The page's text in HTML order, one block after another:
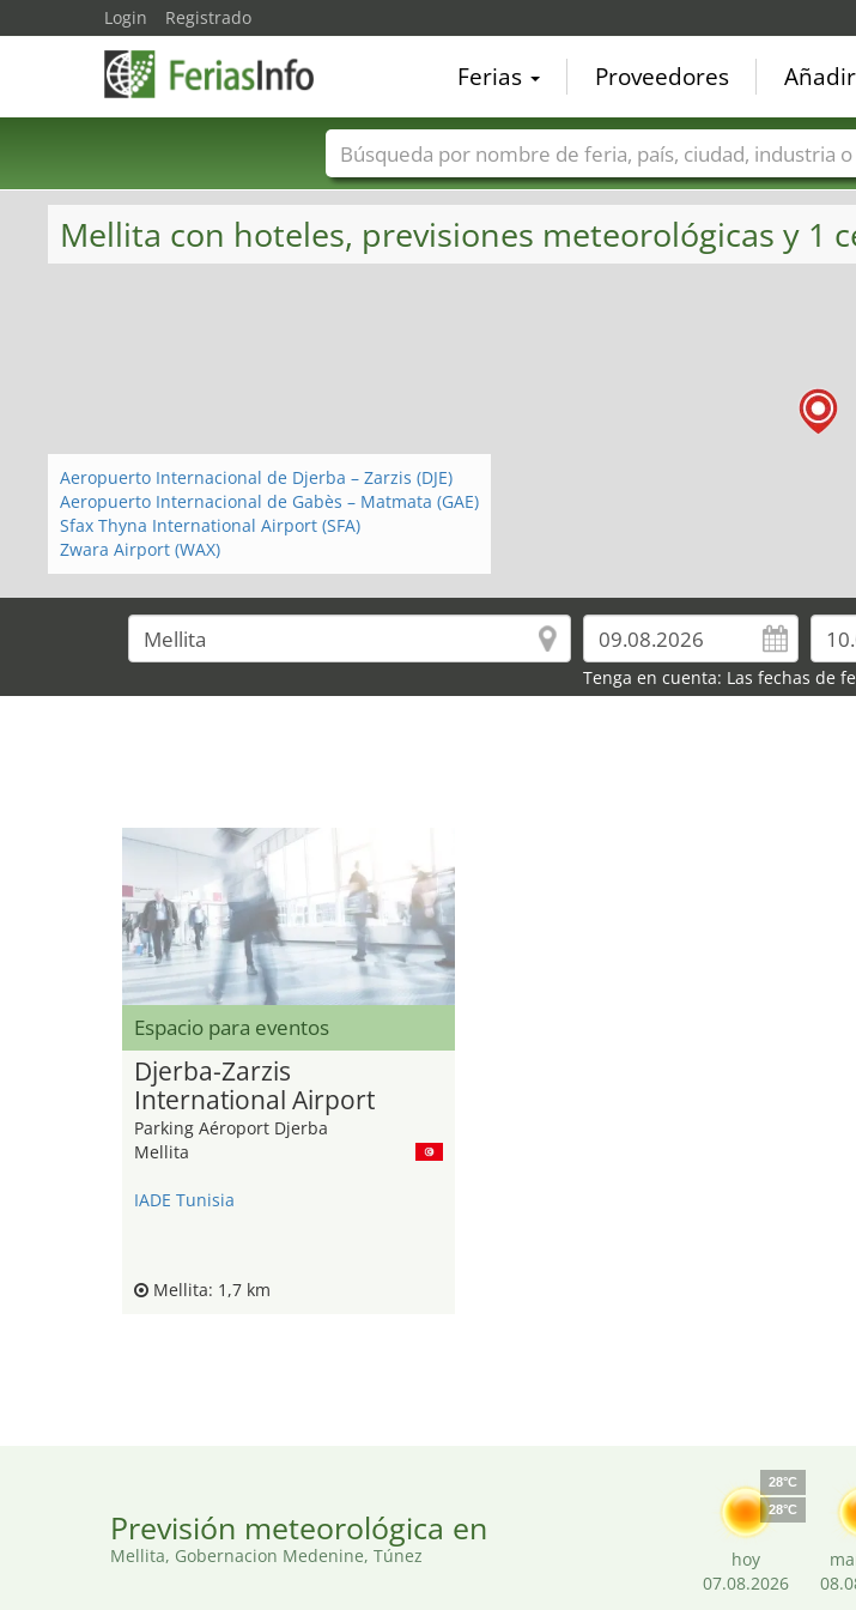
Mellita con hoteles, previsiones meteorológicas y 1
Aeropuerto Internacional de Djerba – Zarzis (DJE)
Aeropuerto Internacional de Gabès – Matmata (GAE)
Sfax Thyna International Airport (SFA)
Zwara Airport (WAX)
Tenga en cuenta: Las fechas de
Espacio para eventos
Djerba-Zarzis
International Airport
Parking Aéroport Djerba
Mellita
IADE Tunisia
Mellita: 1,7 km
Previsión meteorológica en
Mellita, Gobernacion Medenine, Túnez
28°C
28°C
hoy
07.08.2026
Login Registrado
Ferias Proveedores
Nombres de ferias Países Ciudades Sectores de